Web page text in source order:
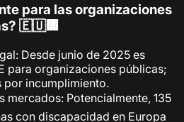
para las organizaciones
🇪🇺🏢
Desde junio de 2025 es
para organizaciones públicas;
por incumplimiento.
mercados: Potencialmente, 135
con discapacidad en Europa